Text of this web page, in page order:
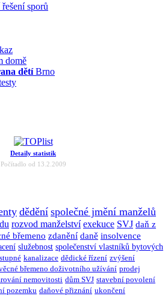
sporů
domě
dětíBrno
Detaily statistik
Počítadlo od 13.2.2009
dědění společné jmění manželů
rozvod manželství exekuce SVJ daň z
břemeno zdanění daně insolvence
služebnost společenství vlastníků bytových
kanalizace dědické řízení zvýšení
břemeno doživotního užívání prodej
nemovitosti dům SVJ stavební povolení
pozemku daňové přiznání ukončení